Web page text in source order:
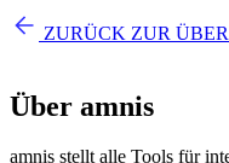
ZURÜCK ZUR
Über amnis
amnis stellt alle Tools für